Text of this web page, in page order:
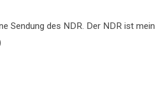
Sendung des NDR. Der NDR ist mein